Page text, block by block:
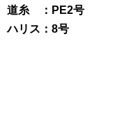
道糸 ：PE2号
ハリス：8号